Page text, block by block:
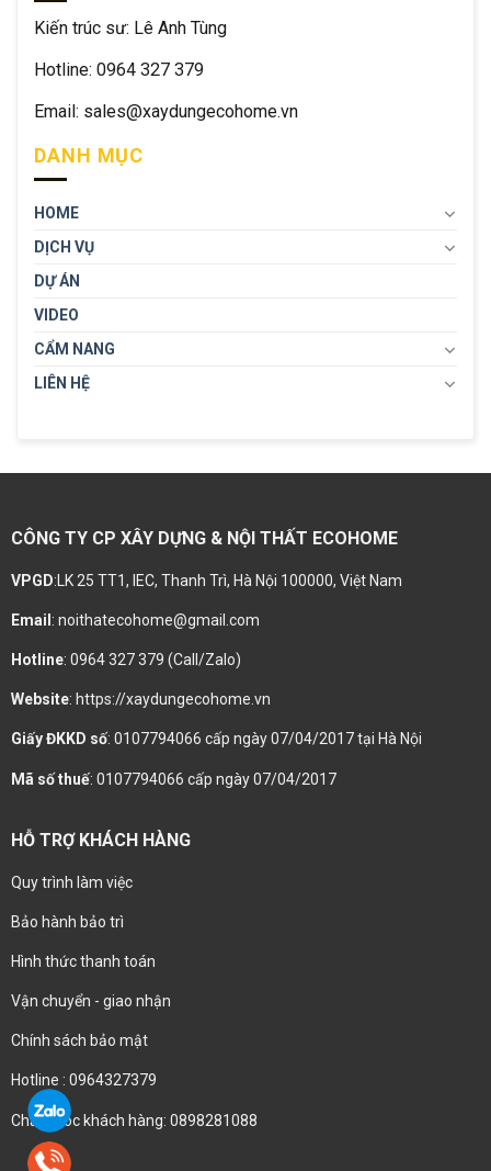
Kiến trúc sư: Lê Anh Tùng
Hotline: 0964 327 379
Email: sales@xaydungecohome.vn
DANH MỤC
HOME
DỊCH VỤ
DỰ ÁN
VIDEO
CẨM NANG
LIÊN HỆ
CÔNG TY CP XÂY DỰNG & NỘI THẤT ECOHOME
VPGD:LK 25 TT1, IEC, Thanh Trì, Hà Nội 100000, Việt Nam
Email : noithatecohome@gmail.com
Hotline: 0964 327 379 (Call/Zalo)
Website: https://xaydungecohome.vn
Giấy ĐKKD số: 0107794066 cấp ngày 07/04/2017 tại Hà Nội
Mã số thuế: 0107794066 cấp ngày 07/04/2017
HỖ TRỢ KHÁCH HÀNG
Quy trình làm việc
Bảo hành bảo trì
Hình thức thanh toán
Vận chuyển - giao nhận
Chính sách bảo mật
Hotline : 0964327379
Chăm sóc khách hàng: 0898281088